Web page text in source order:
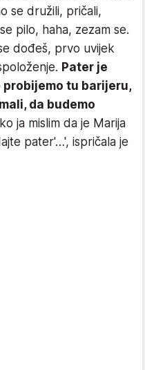
se družili, pričali,
pilo, haha, zezam se.
dođeš, prvo uvijek
Pater je
tu barijeru,
da budemo
ja mislim da je Marija
pater'…', ispričala je